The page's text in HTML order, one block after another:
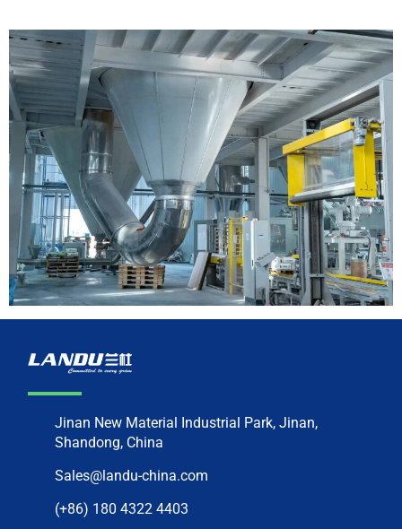
Jinan New Material Industrial Park, Jinan,
Shandong, China
Sales@landu-china.com
(+86) 180 4322 4403